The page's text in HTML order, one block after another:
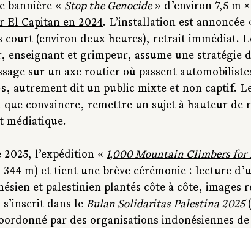
bannière « Stop the Genocide » d’environ 7,5 m
El Capitan en 2024. L’installation est annoncée
court (environ deux heures), retrait immédiat.
enseignant et grimpeur, assume une stratégie
sur un axe routier où passent
autrement dit un public mixte et non captif.
convaincre, remettre un sujet à hauteur de
médiatique.
2025, l’expédition « 1,000 Mountain Climbers for
m) et tient une brève cérémonie : lecture
et palestinien plantés côte à côte, images
s’inscrit dans le Bulan Solidaritas Palestina 2025
par des organisations indonésiennes